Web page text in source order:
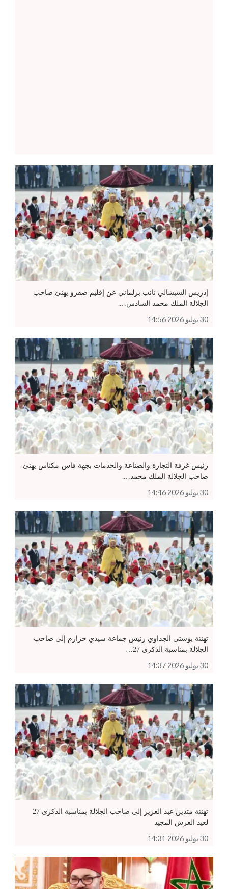
إدريس الشبشالي نائب برلماني عن إقليم صفرو يهنئ صاحب
الجلالة الملك محمد السادس…
30 يوليو 2026 14:56
رئيس غرفة التجارة والصناعة والخدمات بجهة فاس-مكناس يهنئ
صاحب الجلالة الملك محمد…
30 يوليو 2026 14:46
تهنئة بوشتى الجداوي رئيس جماعة سيدي حرازم إلى صاحب
الجلالة بمناسبة الذكرى 27…
30 يوليو 2026 14:37
تهنئة متدين عبد العزيز إلى صاحب الجلالة بمناسبة الذكرى 27
لعيد العرش المجيد
30 يوليو 2026 14:31